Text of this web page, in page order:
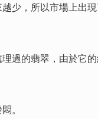
少，所以市場上出
的翡翠，由於它
。